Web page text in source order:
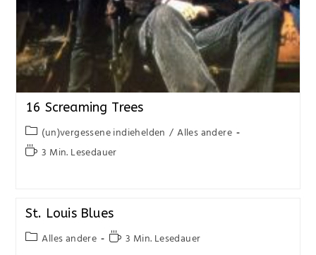
16 Screaming Trees
(un)vergessene indiehelden / Alles andere
3 Min. Lesedauer
St. Louis Blues
Alles andere 3 Min. Lesedauer